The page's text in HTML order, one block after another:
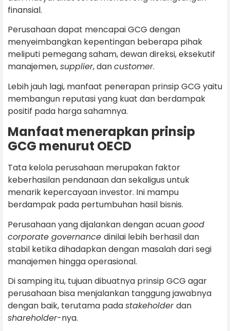
finansial.
Perusahaan dapat mencapai GCG dengan
menyeimbangkan kepentingan beberapa pihak
meliputi pemegang saham, dewan direksi, eksekutif
manajemen,supplier, dancustomer.
Lebih jauh lagi, manfaat penerapan prinsip GCG yaitu
membangun reputasi yang kuat dan berdampak
positif pada harga sahamnya.
Manfaat menerapkan prinsip
GCG menurut OECD
Tata kelola perusahaan merupakan faktor
keberhasilan pendanaan dan sekaligus untuk
menarik kepercayaan investor. Ini mampu
berdampak pada pertumbuhan hasil bisnis.
Perusahaan yang dijalankan dengan acuangood
corporate governance dinilai lebih berhasil dan
stabil ketika dihadapkan dengan masalah dari segi
manajemen hingga operasional.
Di samping itu, tujuan dibuatnya prinsip GCG agar
perusahaan bisa menjalankan tanggung jawabnya
dengan baik, terutama padastakeholderdan
shareholder-nya.